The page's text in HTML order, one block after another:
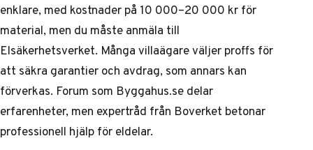
enklare, med kostnader på 10 000–20 000 kr för
material, men du måste anmäla till
Elsäkerhetsverket. Många villaägare väljer proffs för
att säkra garantier och avdrag, som annars kan
förverkas. Forum som Byggahus.se delar
erfarenheter, men expertråd från Boverket betonar
professionell hjälp för eldelar.